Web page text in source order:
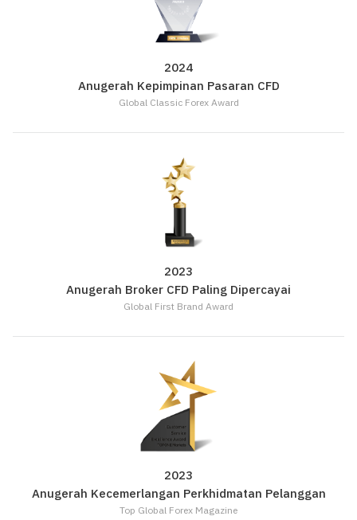
2024
Anugerah Kepimpinan Pasaran CFD
Global Classic Forex Award
2023
Anugerah Broker CFD Paling Dipercayai
Global First Brand Award
2023
Anugerah Kecemerlangan Perkhidmatan Pelanggan
Top Global Forex Magazine